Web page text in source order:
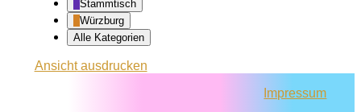
Stammtisch
Würzburg
Alle Kategorien
Ansichtausdrucken
Impressum